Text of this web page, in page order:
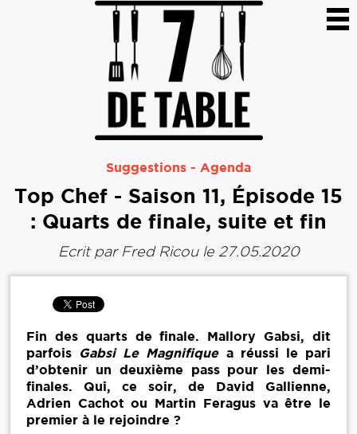
Suggestions - Agenda
Top Chef - Saison 11, Épisode 15
: Quarts de finale, suite et fin
Ecrit par Fred Ricoule 27.05.2020
Fin des quarts de finale. Mallory Gabsi, dit
parfois
Gabsi Le Magnifiquea réussi le pari
d’obtenir un deuxième pass pour les demi-
finales. Qui, ce soir, de David Gallienne,
Adrien Cachot ou Martin Feragus va être le
premier à le rejoindre ?